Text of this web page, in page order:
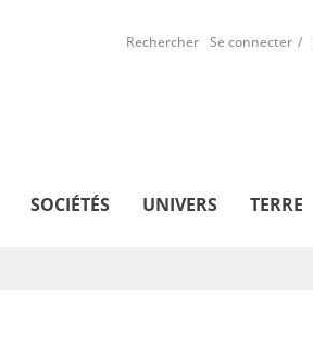
Rechercher Se connecter
SOCIÉTÉS UNIVERS TERRE